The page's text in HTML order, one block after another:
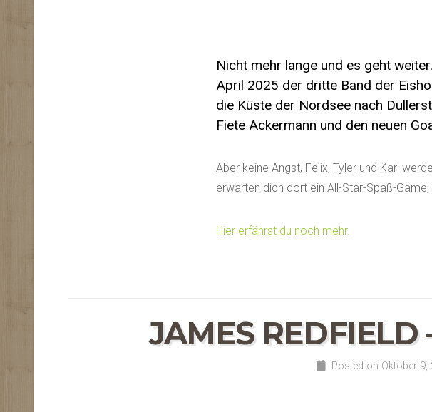
Nicht mehr lange und es geht weiter.
April 2025 der dritte Band der
die Küste der Nordsee nach
Fiete Ackermann und den neuen
Aber keine Angst, Felix, Tyler und Karl
erwarten dich dort ein All-Star-Spaß-
Hier erfährst du noch mehr.
JAMES REDFIELD
Posted on Oktober 9,